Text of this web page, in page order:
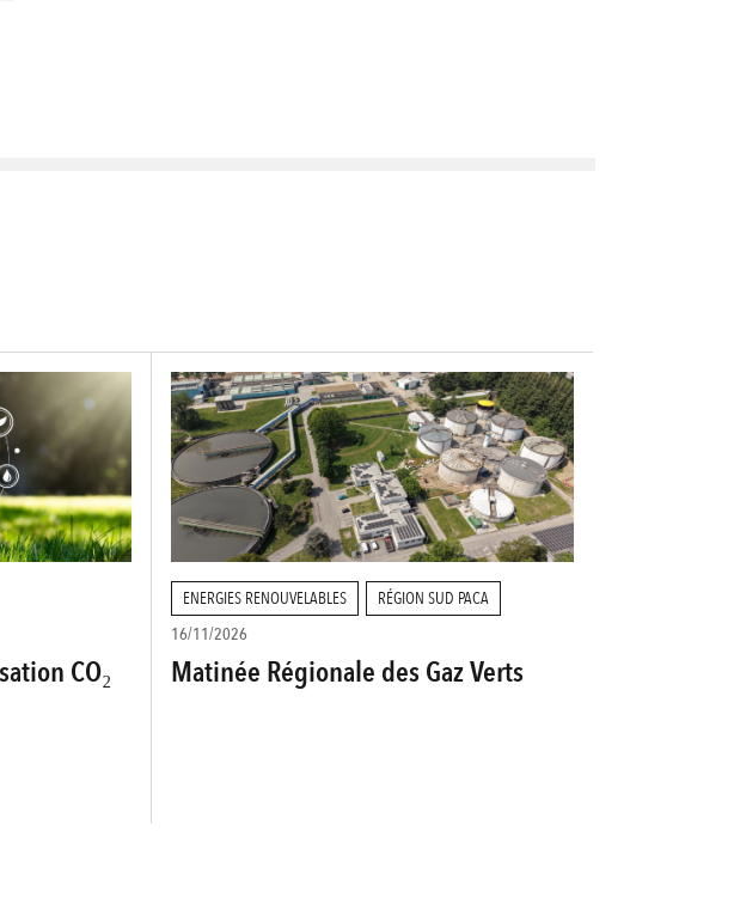
CO₂
ENERGIES RENOUVELABLES
RÉGION SUD PACA
16/11/2026
Matinée Régionale des Gaz Verts